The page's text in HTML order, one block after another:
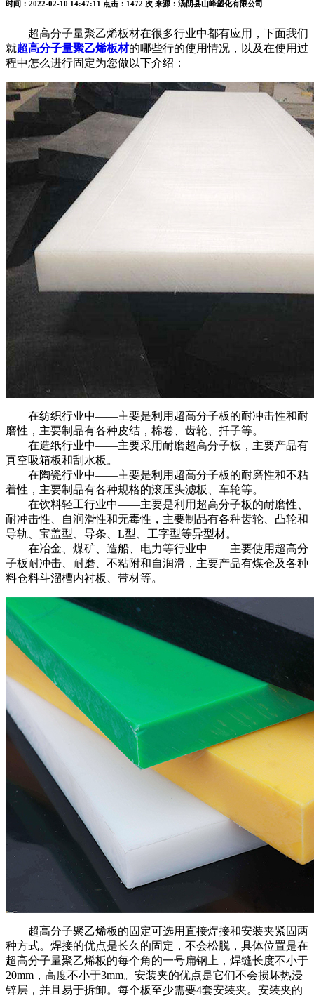
时间：2022-02-10 14:47:11 点击：1472 次 来源：汤阴县山峰塑化有限公司
超高分子量聚乙烯板材在很多行业中都有应用，下面我们
就超高分子量聚乙烯板材的哪些行的使用情况，以及在使用过
程中怎么进行固定为您做以下介绍：
在纺织行业中——主要是利用超高分子板的耐冲击性和耐
磨性，主要制品有各种皮结，棉卷、齿轮、扦子等。
在造纸行业中——主要采用耐磨超高分子板，主要产品有
真空吸箱板和刮水板。
在陶瓷行业中——主要是利用超高分子板的耐磨性和不粘
着性，主要制品有各种规格的滚压头滤板、车轮等。
在饮料轻工行业中——主要是利用超高分子板的耐磨性、
耐冲击性、自润滑性和无毒性，主要制品有各种齿轮、凸轮和
导轨、宝盖型、导条、L型、工字型等异型材。
在冶金、煤矿、造船、电力等行业中——主要使用超高分
子板耐冲击、耐磨、不粘附和自润滑，主要产品有煤仓及各种
料仓料斗溜槽内衬板、带材等。
超高分子聚乙烯板的固定可选用直接焊接和安装夹紧固两
种方式。焊接的优点是长久的固定，不会松脱，具体位置是在
超高分子量聚乙烯板的每个角的一号扁钢上，焊缝长度不小于
20mm，高度不小于3mm。安装夹的优点是它们不会损坏热浸
锌层，并且易于拆卸。每个板至少需要4套安装夹。安装夹的